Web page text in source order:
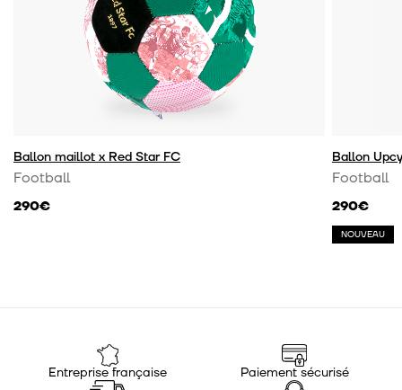
Ballon maillot x Red Star FC
Football
290€
Ballon
Football
290€
NOUVEAU
Entreprise française Paiement sécurisé